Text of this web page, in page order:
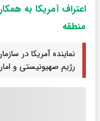
اعتراف آمریکا به
منطقه
نماینده آمریکا در
رژیم صهیونیستی و